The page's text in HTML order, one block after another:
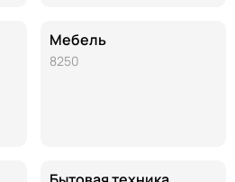
Мебель
8250